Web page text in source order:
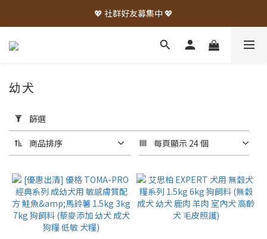
💖 社群好友募集中 💖
用
篩
選
(0/20)
品
牌
法
幼犬
篩選
商品排序 每頁顯示 24 個